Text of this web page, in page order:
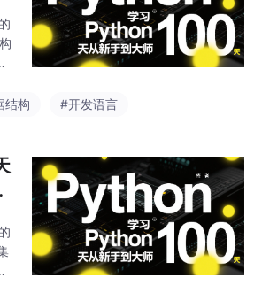
结构 #开发语言